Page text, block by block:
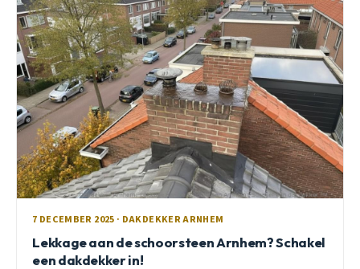
7 DECEMBER 2025 · DAKDEKKER ARNHEM
Lekkage aan de schoorsteen Arnhem? Schakel
een dakdekker in!